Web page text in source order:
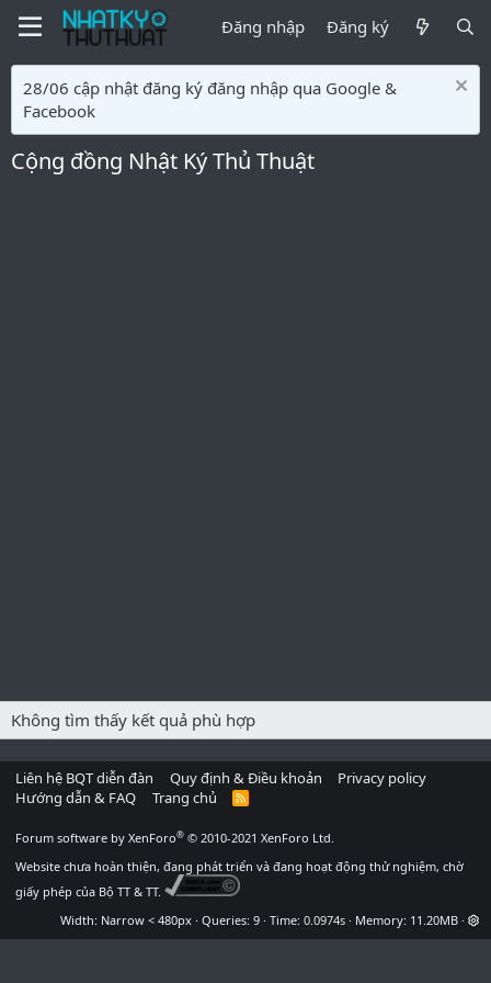
Đăng nhập Đăng ký
28/06 cập nhật đăng ký đăng nhập qua Google &
Facebook
Cộng đồng Nhật Ký Thủ Thuật
Không tìm thấy kết quả phù hợp
Liên hệ BQT diễn đàn Quy định & Điều khoản
Privacy policy
Hướng dẫn & FAQ
Trang chủ
R
Forum software by XenForo® © 2010-2021 XenForo Ltd.
Website chưa hoàn thiện, đang phát triển và đang hoạt động thử nghiệm, chờ
giấy phép của Bộ TT & TT.
Width
Queries 9 Time 0.0974s Memory 11.20MB